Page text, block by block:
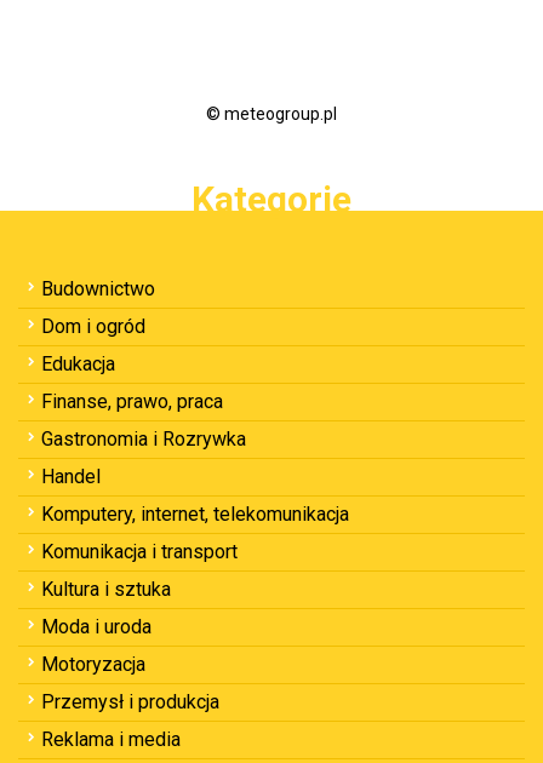
© meteogroup.pl
Kategorie
Budownictwo
Dom i ogród
Edukacja
Finanse, prawo, praca
Gastronomia i Rozrywka
Handel
Komputery, internet, telekomunikacja
Komunikacja i transport
Kultura i sztuka
Moda i uroda
Motoryzacja
Przemysł i produkcja
Reklama i media